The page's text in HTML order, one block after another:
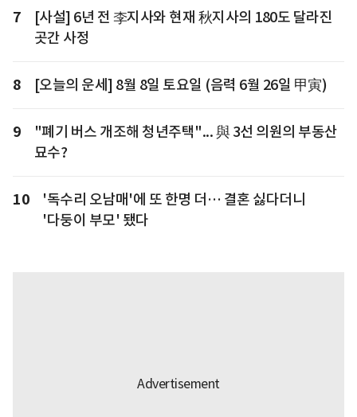
7
[사설] 6년 전 李지사와 현재 秋지사의 180도 달라진
곳간 사정
8 [오늘의 운세] 8월 8일 토요일 (음력 6월 26일 甲寅)
9
"폐기 버스 개조해 청년주택"... 與 3선 의원의 부동산
묘수?
10
'독수리 오남매'에 또 한명 더… 결혼 싫다더니
'다둥이 부모' 됐다